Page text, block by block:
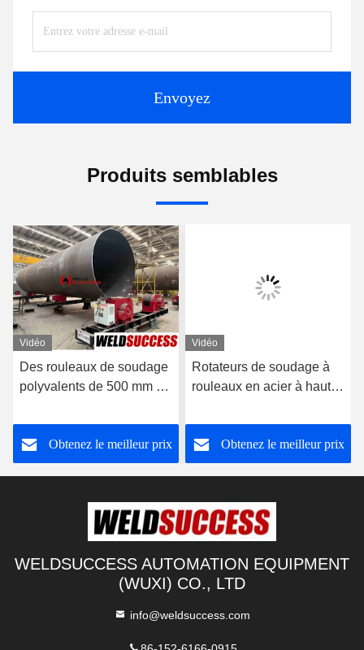
Envoyez
Produits semblables
Vidéo
Des rouleaux de soudage
polyvalents de 500 mm à
des réservoirs
Obtenez le meilleur prix
Vidéo
Rotateurs de soudage à
rouleaux en acier à haute
soudage à l'aide de
réservoirs 60T
Obtenez le meilleur prix
WELDSUCCESS AUTOMATION EQUIPMENT
(WUXI) CO., LTD
info@weldsuccess.com